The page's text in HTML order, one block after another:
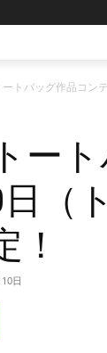
トバッグ作品コン
ー
日（
！
日